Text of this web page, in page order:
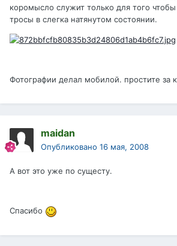
коромысло служит только для того чтобы
тросы в слегка натянутом состоянии.
Фотографии делал мобилой. простите за
maidan
Опубликовано 16 мая, 2008
А вот это уже по сущесту.
Спасибо